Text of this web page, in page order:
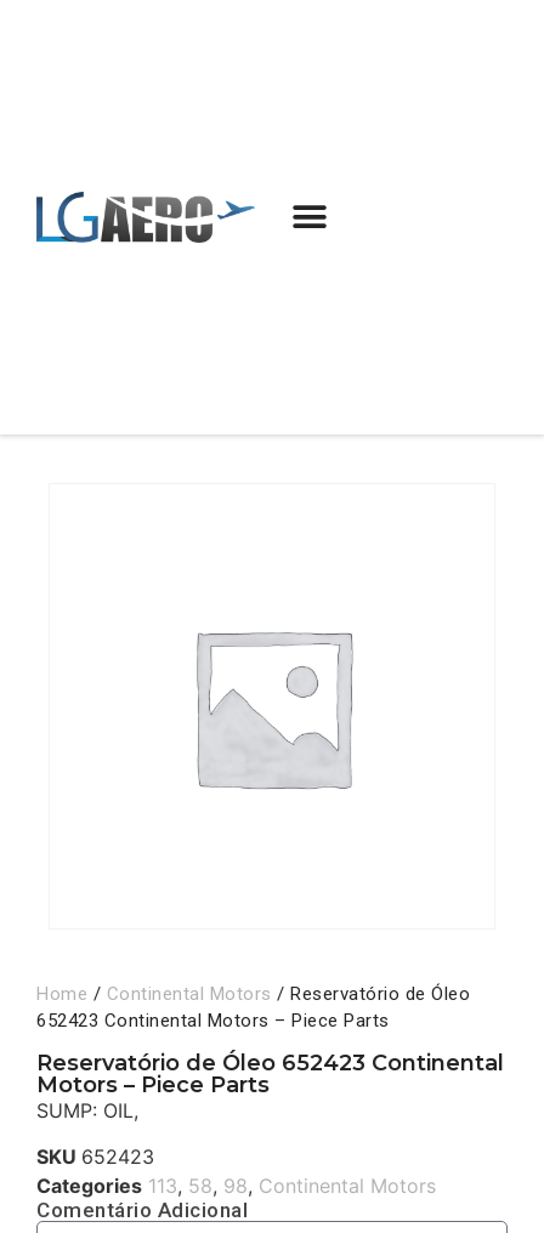
Home / Continental Motors / Reservatório de Óleo
652423 Continental Motors – Piece Parts
Reservatório de Óleo 652423 Continental
Motors – Piece Parts
SUMP: OIL,
SKU 652423
Categories 113, 58, 98, Continental Motors
Comentário Adicional